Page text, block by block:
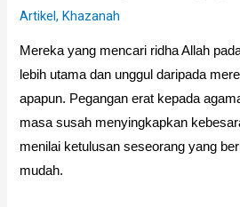
Artikel,Khazanah
Mereka yang mencari ridha Allah
lebih utama dan unggul daripada
apapun. Pegangan erat kepada
masa susah menyingkapkan
menilai ketulusan seseorang yang
mudah.